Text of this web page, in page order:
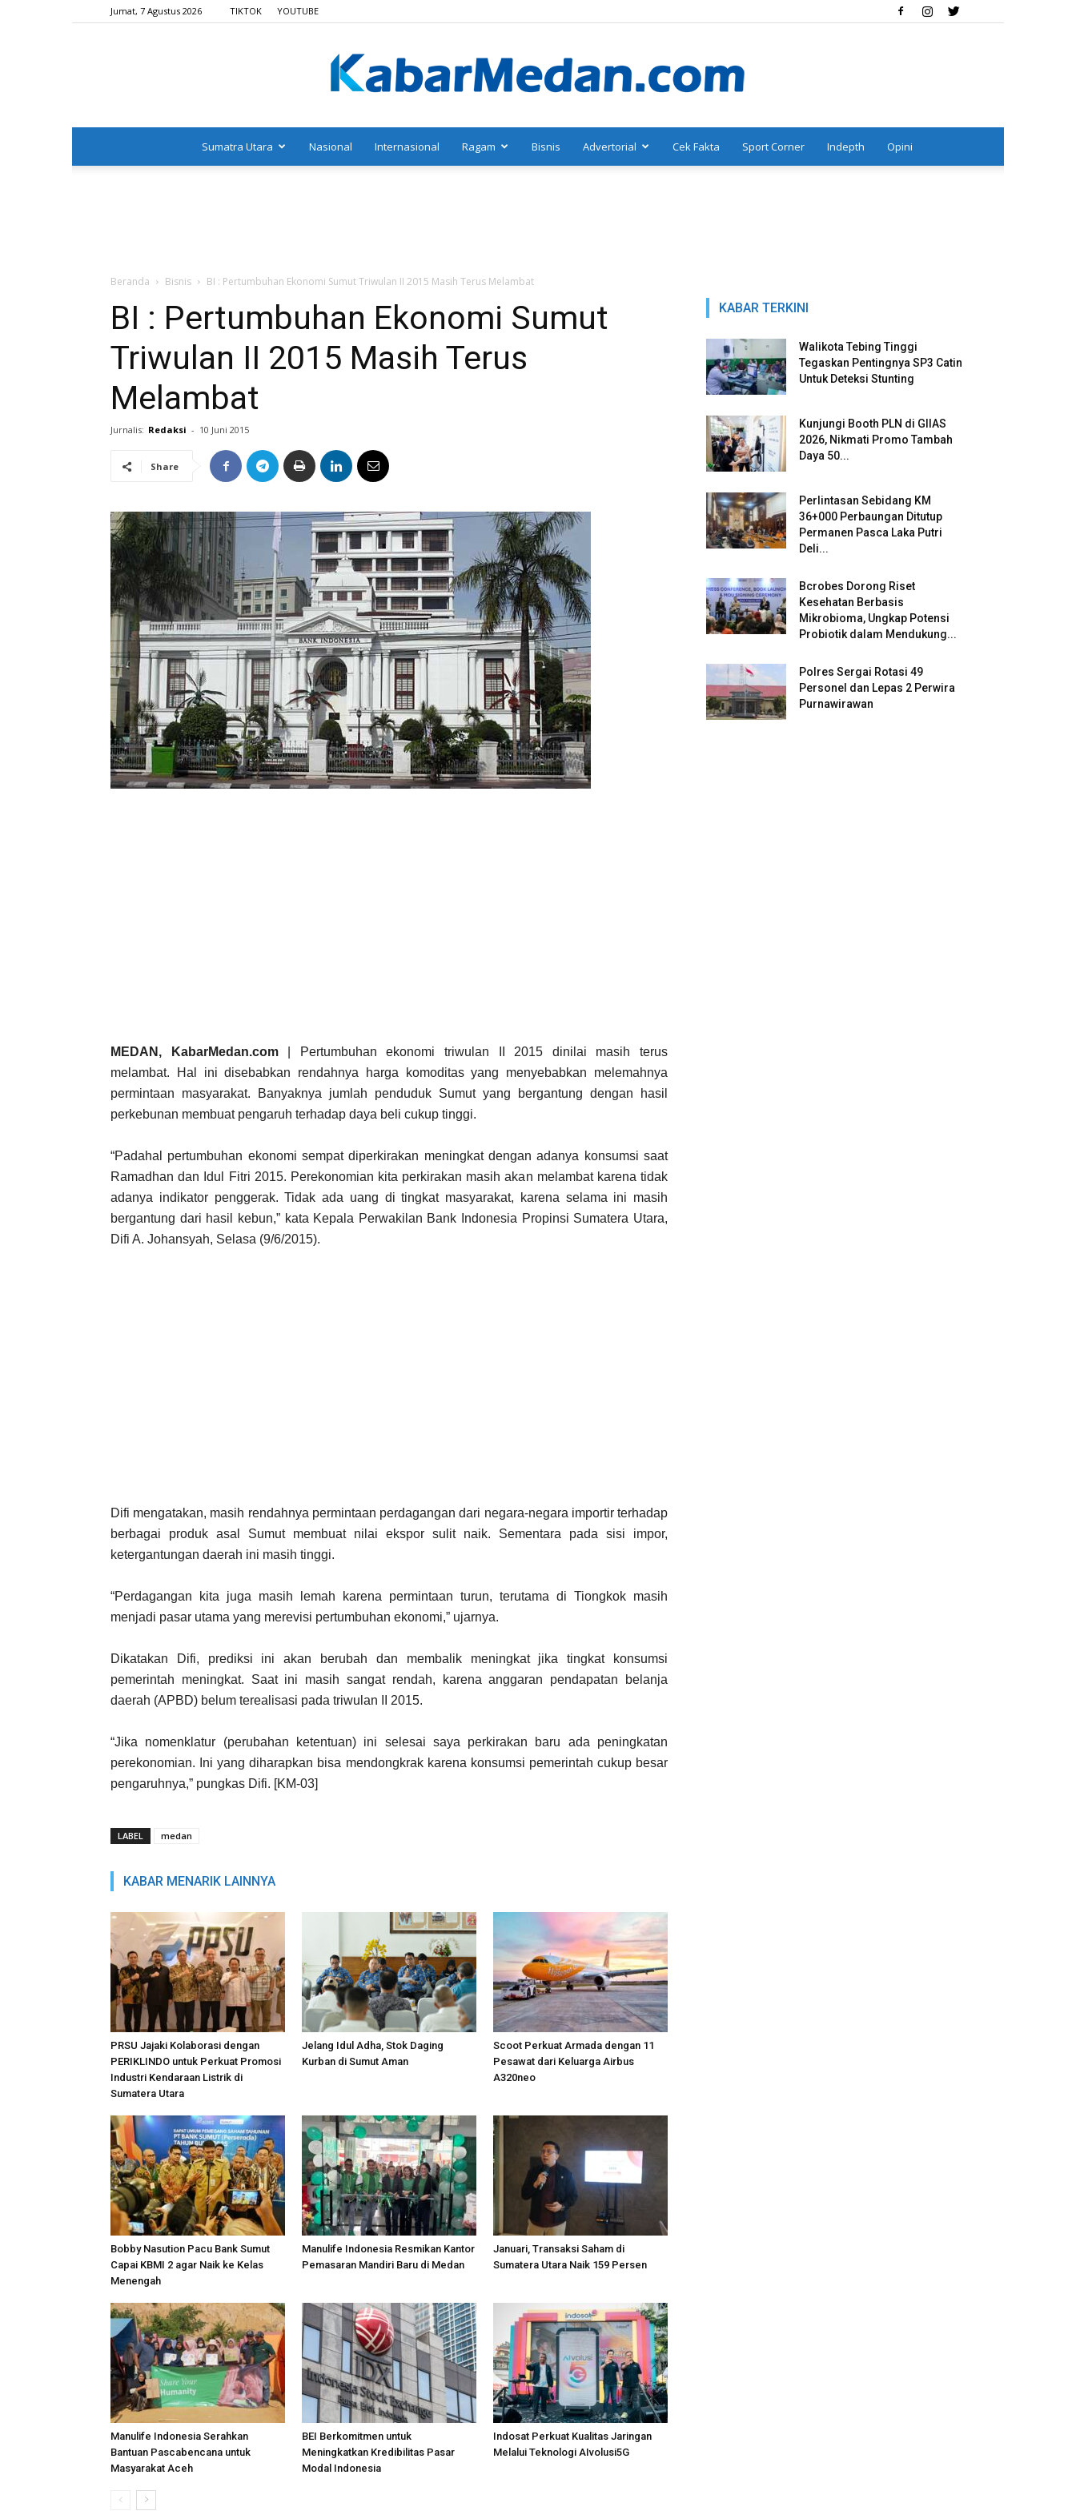
Jumat, 7 Agustus 2026 TIKTOK YOUTUBE
Sumatra Utara Nasional Internasional Ragam Bisnis Advertorial Cek Fakta Sport Corner Indepth Opini
Beranda Bisnis BI : Pertumbuhan Ekonomi Sumut Triwulan II 2015 Masih Terus Melambat
BI : Pertumbuhan Ekonomi Sumut
Triwulan II 2015 Masih Terus
Melambat
Jurnalis: Redaksi - 10 Juni 2015
Share
MEDAN, KabarMedan.com| Pertumbuhan ekonomi triwulan II 2015 dinilai masih terus
melambat. Hal ini disebabkan rendahnya harga komoditas yang menyebabkan melemahnya
permintaan masyarakat. Banyaknya jumlah penduduk Sumut yang bergantung dengan hasil
perkebunan membuat pengaruh terhadap daya beli cukup tinggi.
“Padahal pertumbuhan ekonomi sempat diperkirakan meningkat dengan adanya konsumsi saat
Ramadhan dan Idul Fitri 2015. Perekonomian kita perkirakan masih akan melambat karena tidak
adanya indikator penggerak. Tidak ada uang di tingkat masyarakat, karena selama ini masih
bergantung dari hasil kebun,” kata Kepala Perwakilan Bank Indonesia Propinsi Sumatera Utara,
Difi A. Johansyah, Selasa (9/6/2015).
Difi mengatakan, masih rendahnya permintaan perdagangan dari negara-negara importir terhadap
berbagai produk asal Sumut membuat nilai ekspor sulit naik. Sementara pada sisi impor,
ketergantungan daerah ini masih tinggi.
“Perdagangan kita juga masih lemah karena permintaan turun, terutama di Tiongkok masih
menjadi pasar utama yang merevisi pertumbuhan ekonomi,” ujarnya.
Dikatakan Difi, prediksi ini akan berubah dan membalik meningkat jika tingkat konsumsi
pemerintah meningkat. Saat ini masih sangat rendah, karena anggaran pendapatan belanja
daerah (APBD) belum terealisasi pada triwulan II 2015.
“Jika nomenklatur (perubahan ketentuan) ini selesai saya perkirakan baru ada peningkatan
perekonomian. Ini yang diharapkan bisa mendongkrak karena konsumsi pemerintah cukup besar
pengaruhnya,” pungkas Difi. [KM-03]
LABEL medan
KABAR MENARIK LAINNYA
PRSU Jajaki Kolaborasi dengan
PERIKLINDO untuk Perkuat Promosi
Industri Kendaraan Listrik di
Sumatera Utara
Jelang Idul Adha, Stok Daging
Kurban di Sumut Aman
Scoot Perkuat Armada dengan 11
Pesawat dari Keluarga Airbus
A320neo
Bobby Nasution Pacu Bank Sumut
Capai KBMI 2 agar Naik ke Kelas
Menengah
Manulife Indonesia Resmikan Kantor
Pemasaran Mandiri Baru di Medan
Januari, Transaksi Saham di
Sumatera Utara Naik 159 Persen
Manulife Indonesia Serahkan
Bantuan Pascabencana untuk
Masyarakat Aceh
BEI Berkomitmen untuk
Meningkatkan Kredibilitas Pasar
Modal Indonesia
Indosat Perkuat Kualitas Jaringan
Melalui Teknologi AIvolusi5G
KABAR TERKINI
Walikota Tebing Tinggi
Tegaskan Pentingnya SP3 Catin
Untuk Deteksi Stunting
Kunjungi Booth PLN di GIIAS
2026, Nikmati Promo Tambah
Daya 50...
Perlintasan Sebidang KM
36+000 Perbaungan Ditutup
Permanen Pasca Laka Putri
Deli...
Bcrobes Dorong Riset
Kesehatan Berbasis
Mikrobioma, Ungkap Potensi
Probiotik dalam Mendukung...
Polres Sergai Rotasi 49
Personel dan Lepas 2 Perwira
Purnawirawan